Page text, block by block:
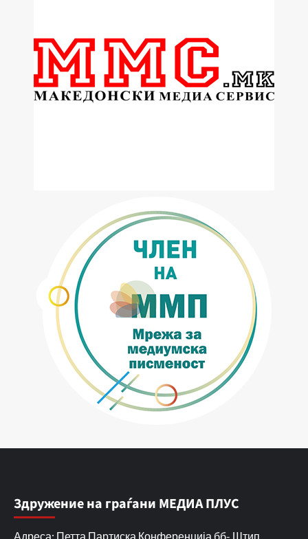
Здружение на граѓани МЕДИА ПЛУС
Адреса: Петта Партиска Конференција бб- Штип,